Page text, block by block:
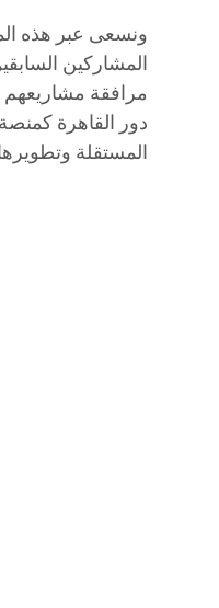
ونسعى عبر هذه
المشاركين
مرافقة
دور القاهرة
المستقلة